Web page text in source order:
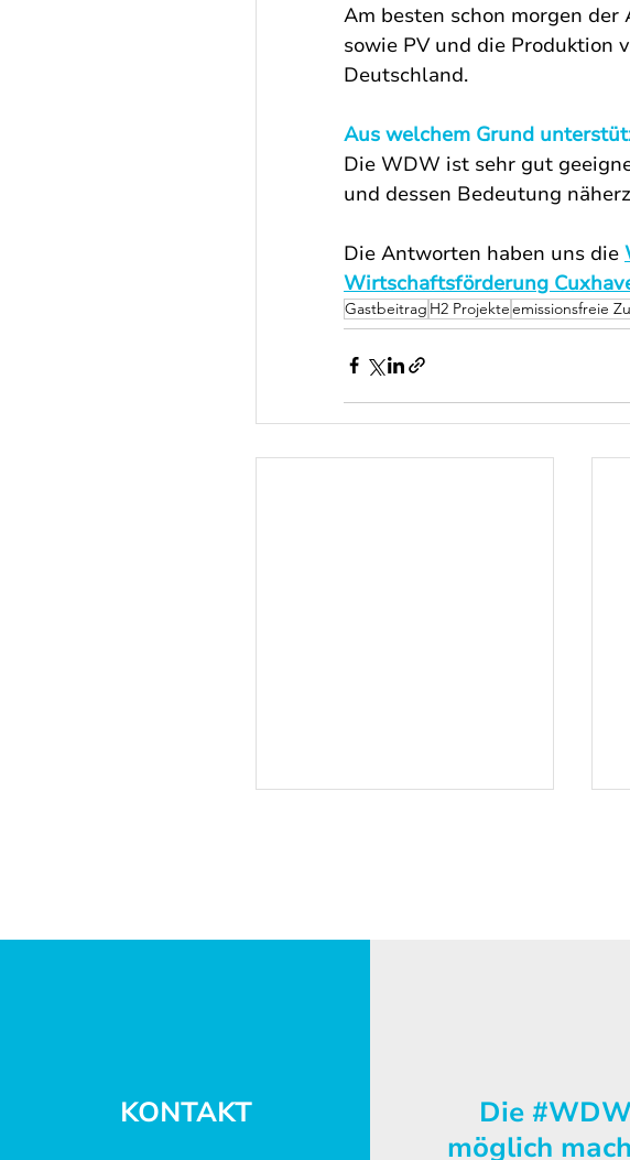
Am besten schon morgen der
sowie PV und die Produktion
Deutschland.
Aus welchem Grund
Die WDW ist sehr gut
und dessen Bedeutung
Die Antworten haben uns die
Wirtschaftsförderung
Gastbeitrag H2 Projekteemissionsfreie
KONTAKT
Die
möglich